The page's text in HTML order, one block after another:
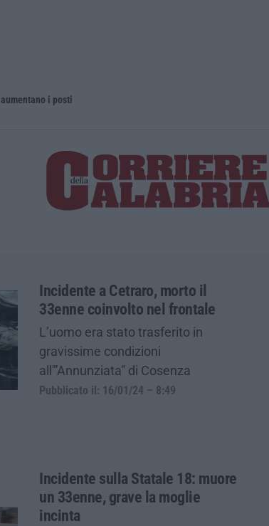
i posti
Incidente a Cetraro, morto il
33enne coinvolto nel frontale
L’uomo era stato trasferito in
gravissime condizioni
all'”Annunziata” di Cosenza
Pubblicato il: 16/01/24 – 8:49
Incidente sulla Statale 18: muore
un 33enne, grave la moglie
incinta